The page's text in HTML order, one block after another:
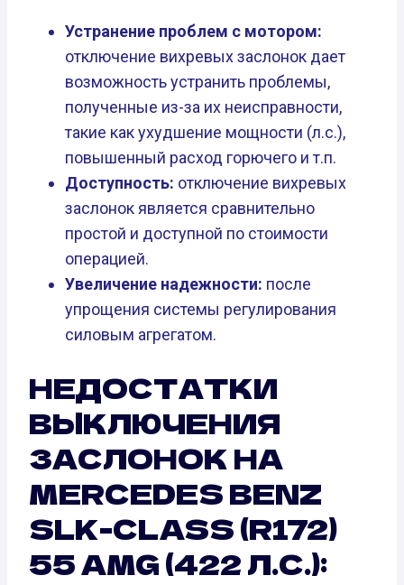
Устранение проблем с мотором:
отключение вихревых заслонок дает
возможность устранить проблемы,
полученные из-за их неисправности,
такие как ухудшение мощности (л.с.),
повышенный расход горючего и т.п.
Доступность: отключение вихревых
заслонок является сравнительно
простой и доступной по стоимости
операцией.
Увеличение надежности: после
упрощения системы регулирования
силовым агрегатом.
НЕДОСТАТКИ
ВЫКЛЮЧЕНИЯ
ЗАСЛОНОК НА
MERCEDES BENZ
SLK-CLASS (R172)
55 AMG (422 Л.С.):